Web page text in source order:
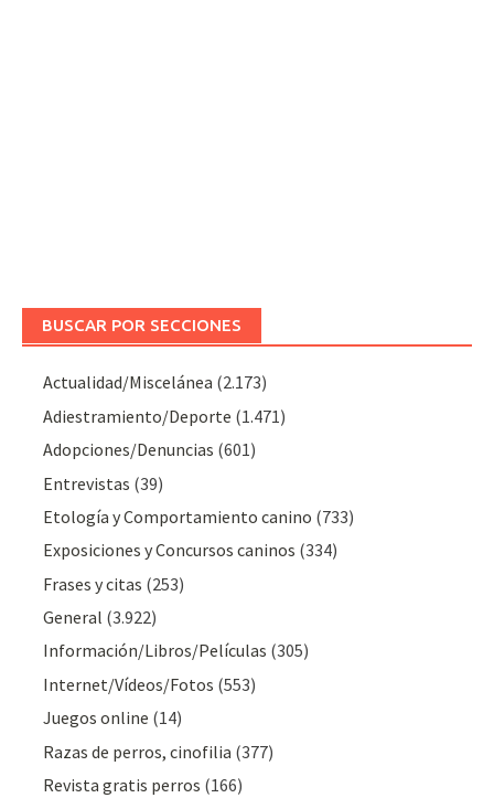
BUSCAR POR SECCIONES
Actualidad/Miscelánea (2.173)
Adiestramiento/Deporte (1.471)
Adopciones/Denuncias (601)
Entrevistas (39)
Etología y Comportamiento canino (733)
Exposiciones y Concursos caninos (334)
Frases y citas (253)
General (3.922)
Información/Libros/Películas (305)
Internet/Vídeos/Fotos (553)
Juegos online (14)
Razas de perros, cinofilia (377)
Revista gratis perros (166)